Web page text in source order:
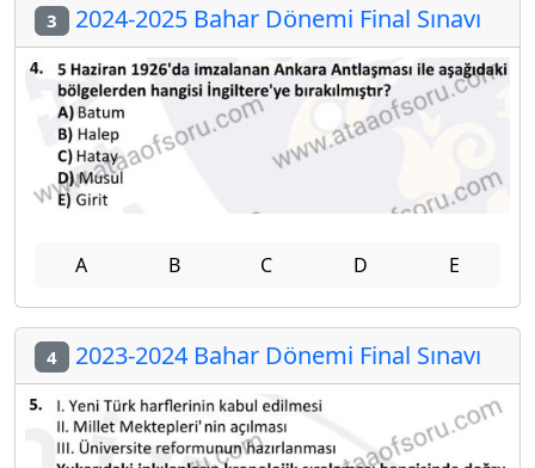
3 2024-2025 Bahar Dönemi Final Sınavı
A B C D E
4 2023-2024 Bahar Dönemi Final Sınavı